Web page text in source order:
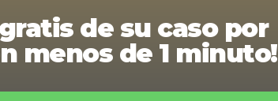
de su caso por
menos de 1 minuto!